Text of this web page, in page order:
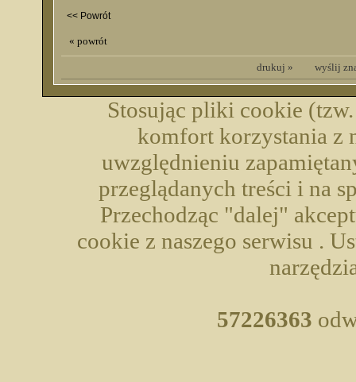
<< Powrót
« powrót
drukuj » wyślij
Stosując pliki cookie
komfort korzystania z
uwzględnieniu
przeglądanych treści i na
Przechodząc "dalej"
cookie z naszego serwisu .
57226363